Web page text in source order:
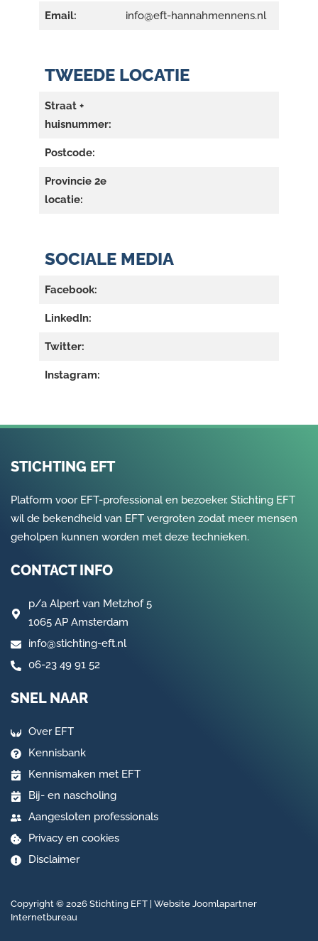
Email: info@eft-hannahmennens.nl
TWEEDE LOCATIE
Straat +
huisnummer:
Postcode:
Provincie 2e
locatie:
SOCIALE MEDIA
Facebook:
LinkedIn:
Twitter:
Instagram:
STICHTING EFT
Platform voor EFT-professional en bezoeker. Stichting EFT
wil de bekendheid van EFT vergroten zodat meer mensen
geholpen kunnen worden met deze technieken.
CONTACT INFO
p/a Alpert van Metzhof 5
1065 AP Amsterdam
info@stichting-eft.nl
06-23 49 91 52
SNEL NAAR
Over EFT
Kennisbank
Kennismaken met EFT
Bij- en nascholing
Aangesloten professionals
Privacy en cookies
Disclaimer
Copyright © 2026 Stichting EFT | Website Joomlapartner
Internetbureau